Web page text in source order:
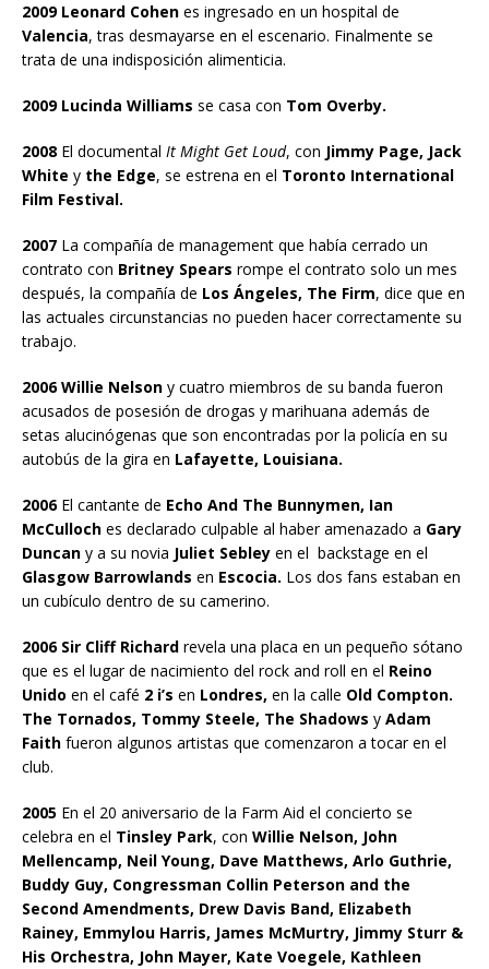
2009 Leonard Cohen es ingresado en un hospital de
Valencia, tras desmayarse en el escenario. Finalmente se
trata de una indisposición alimenticia.
2009 Lucinda Williams se casa con Tom Overby.
2008 El documental It Might Get Loud, con Jimmy Page, Jack
White y the Edge, se estrena en el Toronto International
Film Festival.
2007 La compañía de management que había cerrado un
contrato con Britney Spears rompe el contrato solo un mes
después, la compañía de Los Ángeles, The Firm, dice que en
las actuales circunstancias no pueden hacer correctamente su
trabajo.
2006 Willie Nelson y cuatro miembros de su banda fueron
acusados de posesión de drogas y marihuana además de
setas alucinógenas que son encontradas por la policía en su
autobús de la gira en Lafayette, Louisiana.
2006El cantante de Echo And The Bunnymen, Ian
McCulloch es declarado culpable al haber amenazado a Gary
Duncan y a su novia Juliet Sebley en el backstage en el
Glasgow Barrowlands en Escocia. Los dos fans estaban en
un cubículo dentro de su camerino.
2006 Sir Cliff Richard revela una placa en un pequeño sótano
que es el lugar de nacimiento del rock and roll en el Reino
Unido en el café 2 i’s en Londres, en la calle Old Compton.
The Tornados, Tommy Steele, The Shadows y Adam
Faith fueron algunos artistas que comenzaron a tocar en el
club.
2005 En el 20 aniversario de la Farm Aid el concierto se
celebra en el Tinsley Park, con Willie Nelson, John
Mellencamp, Neil Young, Dave Matthews, Arlo Guthrie,
Buddy Guy, Congressman Collin Peterson and the
Second Amendments, Drew Davis Band, Elizabeth
Rainey, Emmylou Harris, James McMurtry, Jimmy Sturr &
His Orchestra, John Mayer, Kate Voegele, Kathleen